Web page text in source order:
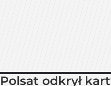
Polsat odkrył